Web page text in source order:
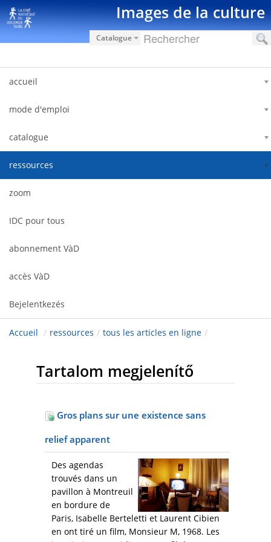
Ugrás a tartalomhoz Images de la culture
Catalogue
accueil
mode d'emploi
catalogue
ressources
zoom
IDC pour tous
abonnement VàD
accès VàD
Bejelentkezés
Accueil / ressources / tous les articles en ligne /
Tartalom megjelenítő
Gros plans sur une existence sans
relief apparent
Des agendas
trouvés dans un
pavillon à Montreuil
en bordure de
Paris, Isabelle Berteletti et Laurent Cibien
en ont tiré un film, Monsieur M, 1968. Les